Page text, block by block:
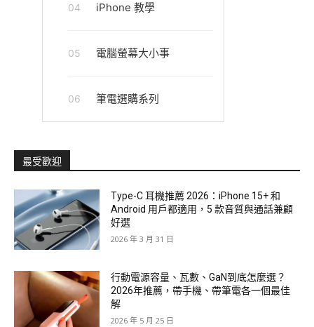
04 iPhone 教學
05 電腦螢幕大小事
06 筆電選購系列
最受歡迎
Type-C 耳機推薦 2026：iPhone 15+ 和
Android 用戶都適用，5 款音質與通話兼顧
好選
2026 年 3 月 31 日
行動電源容量、瓦數、GaN到底怎麼選？
2026年推薦，帶手機、帶筆電各一個最佳
解
2026 年 5 月 25 日